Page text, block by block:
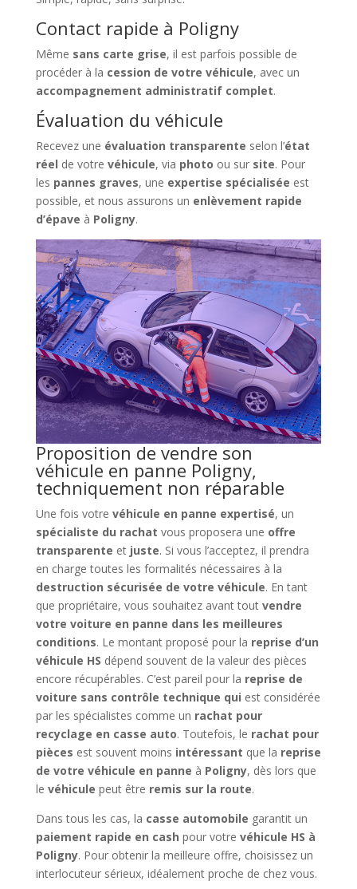
Contact rapide à Poligny
Même sans carte grise, il est parfois possible de
procéder à la cession de votre véhicule, avec un
accompagnement administratif complet.
Évaluation du véhicule
Recevez une évaluation transparente selon l’état
réel de votre véhicule, via photo ou sur site. Pour
les pannes graves, une expertise spécialisée est
possible, et nous assurons un enlèvement rapide
d’épave à Poligny.
Proposition de vendre son
véhicule en panne Poligny,
techniquement non réparable
Une fois votre véhicule en panne expertisé, un
spécialiste du rachat vous proposera une offre
transparente et juste. Si vous l’acceptez, il prendra
en charge toutes les formalités nécessaires à la
destruction sécurisée de votre véhicule. En tant
que propriétaire, vous souhaitez avant tout vendre
votre voiture en panne dans les meilleures
conditions. Le montant proposé pour la reprise d’un
véhicule HS dépend souvent de la valeur des pièces
encore récupérables. C’est pareil pour la reprise de
voiture sans contrôle technique qui est considérée
par les spécialistes comme un rachat pour
recyclage en casse auto. Toutefois, le rachat pour
pièces est souvent moins intéressant que la reprise
de votre véhicule en panne à Poligny, dès lors que
le véhicule peut être remis sur la route.
Dans tous les cas, la casse automobile garantit un
paiement rapide en cash pour votre véhicule HS à
Poligny. Pour obtenir la meilleure offre, choisissez un
interlocuteur sérieux, idéalement proche de chez vous.